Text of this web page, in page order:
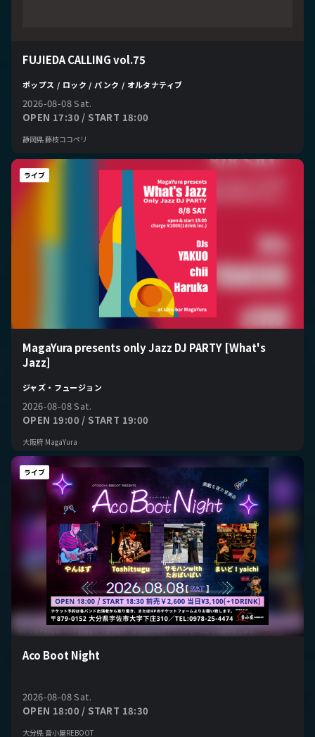
FUJIEDA CALLING vol.75
ポップス / ロック / パンク / オルタナティブ
2026-08-08 Sat.
OPEN 17:30 / START 18:00
静岡県 藤枝ココペリ
ライブ
MagaYura presents only Jazz DJ PARTY [What's
Jazz]
ジャズ・フュージョン
2026-08-08 Sat.
OPEN 19:00 / START 19:00
大阪府 MagaYura
ライブ
Aco Boot Night
2026-08-08 Sat.
OPEN 18:00 / START 18:30
大分県 音小屋REBOOT